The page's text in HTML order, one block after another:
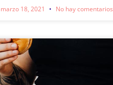
marzo 18, 2021 No hay comentarios